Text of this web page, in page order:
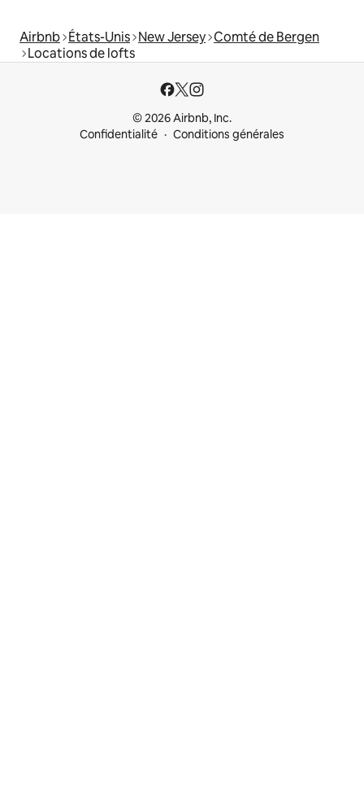
Airbnb États-Unis New Jersey Comté de Bergen
Locations de lofts
© 2026 Airbnb, Inc.
Confidentialité
Conditions générales